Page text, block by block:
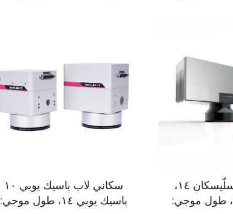
سكاني لاب إكسلّيسكان ١٤،
إكسلّيسكان ٢٠، طول موجي:
سكاني لاب باسيك يوبي ١٠
باسيك يوبي ١٤، طول موجي: